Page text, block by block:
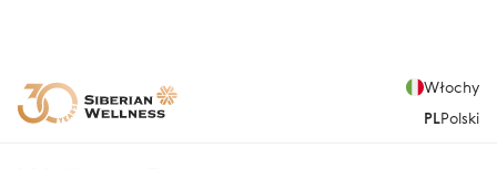
Włochy
PLPolski